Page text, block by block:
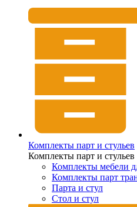
Комплекты парт и стульев
Комплекты парт и стульев
Комплекты мебели
Комплекты парт
Парта и стул
Стол и стул